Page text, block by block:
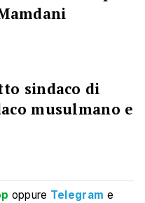
sindaco di
musulmano e
oppure Telegram e